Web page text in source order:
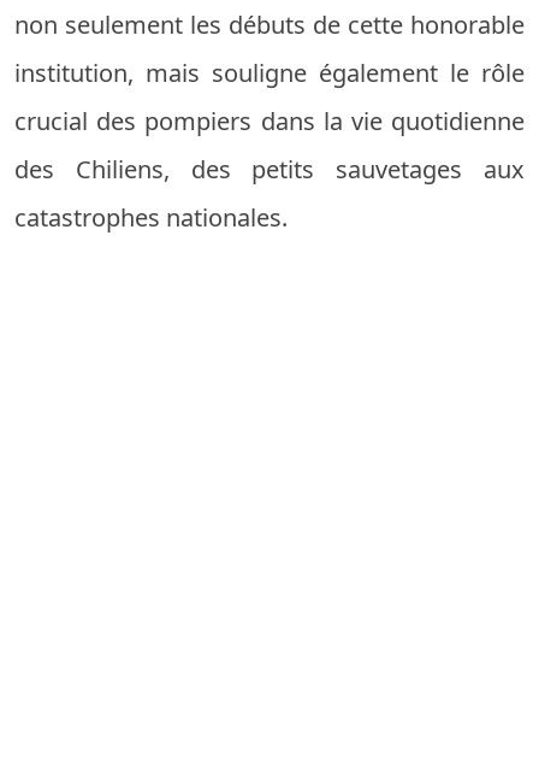
non seulement les débuts de cette honorable
institution, mais souligne également le rôle
crucial des pompiers dans la vie quotidienne
des Chiliens, des petits sauvetages aux
catastrophes nationales.